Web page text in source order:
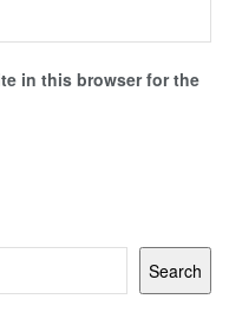
in this browser for the
Search